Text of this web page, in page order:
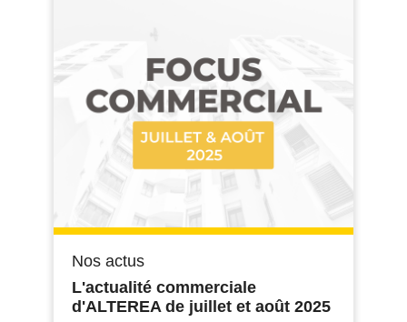
Nos actus
L'actualité commerciale
d'ALTEREA de juillet et août 2025